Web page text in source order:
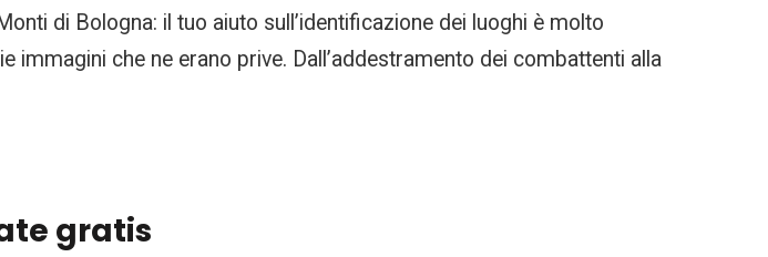
di Bologna: il tuo aiuto sull’identificazione dei luoghi è molto
che ne erano prive. Dall’addestramento dei combattenti alla
gratis